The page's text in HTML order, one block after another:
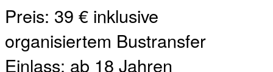
Preis: 39 € inklusive
organisiertem Bustransfer
Einlass: ab 18 Jahren